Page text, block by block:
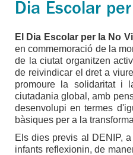
Dia Escolar
El Dia Escolar per la No
en commemoració de la
de la ciutat organitzen
de reivindicar el dret a
promoure la solidaritat i
ciutadania global, amb
desenvolupi en termes
bàsiques per a la
Els dies previs al DENIP,
infants reflexionin, de